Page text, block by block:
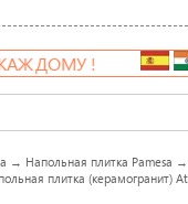
!
→ Напольная плитка Pamesa →
плитка (керамогранит)